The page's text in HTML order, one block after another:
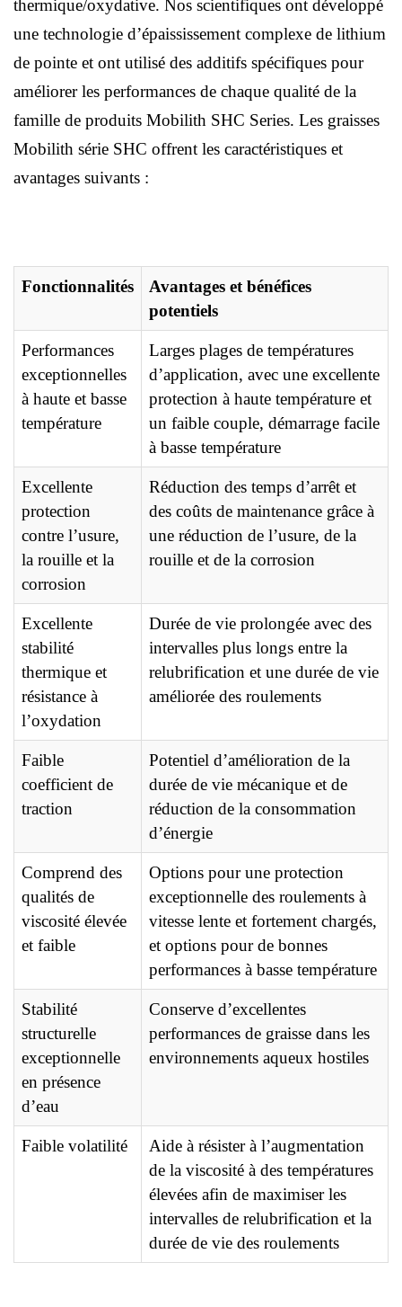
thermique/oxydative. Nos scientifiques ont développé
une technologie d’épaississement complexe de lithium
de pointe et ont utilisé des additifs spécifiques pour
améliorer les performances de chaque qualité de la
famille de produits Mobilith SHC Series. Les graisses
Mobilith série SHC offrent les caractéristiques et
avantages suivants :
Fonctionnalités
Avantages et bénéfices
potentiels
Performances
exceptionnelles
à haute et basse
température
Larges plages de températures
d’application, avec une excellente
protection à haute température et
un faible couple, démarrage facile
à basse température
Excellente
protection
contre l’usure,
la rouille et la
corrosion
Réduction des temps d’arrêt et
des coûts de maintenance grâce à
une réduction de l’usure, de la
rouille et de la corrosion
Excellente
stabilité
thermique et
résistance à
l’oxydation
Durée de vie prolongée avec des
intervalles plus longs entre la
relubrification et une durée de vie
améliorée des roulements
Faible
coefficient de
traction
Potentiel d’amélioration de la
durée de vie mécanique et de
réduction de la consommation
d’énergie
Comprend des
qualités de
viscosité élevée
et faible
Options pour une protection
exceptionnelle des roulements à
vitesse lente et fortement chargés,
et options pour de bonnes
performances à basse température
Stabilité
structurelle
exceptionnelle
en présence
d’eau
Conserve d’excellentes
performances de graisse dans les
environnements aqueux hostiles
Faible volatilité
Aide à résister à l’augmentation
de la viscosité à des températures
élevées afin de maximiser les
intervalles de relubrification et la
durée de vie des roulements